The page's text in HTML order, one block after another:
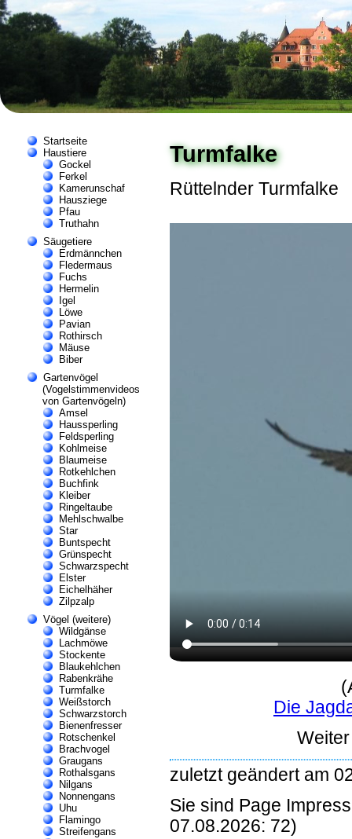
Startseite
Haustiere
Gockel
Ferkel
Kamerunschaf
Hausziege
Pfau
Truthahn
Säugetiere
Erdmännchen
Fledermaus
Fuchs
Hermelin
Igel
Löwe
Pavian
Rothirsch
Mäuse
Biber
Gartenvögel
(Vogelstimmenvideos
von Gartenvögeln)
Amsel
Haussperling
Feldsperling
Kohlmeise
Blaumeise
Rotkehlchen
Buchfink
Kleiber
Ringeltaube
Mehlschwalbe
Star
Buntspecht
Grünspecht
Schwarzspecht
Elster
Eichelhäher
Zilpzalp
Vögel (weitere)
Wildgänse
Lachmöwe
Stockente
Blaukehlchen
Rabenkrähe
Turmfalke
Weißstorch
Schwarzstorch
Bienenfresser
Rotschenkel
Brachvogel
Graugans
Rothalsgans
Nilgans
Nonnengans
Uhu
Flamingo
Streifengans
Turmfalke
Rüttelnder Turmfalke
Die
zuletzt geändert am
Sie sind Page
07.08.2026: 72)